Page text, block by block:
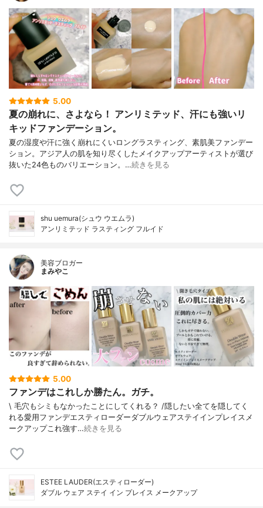
5.00
夏の崩れに、さよなら！ アンリミテッド、汗にも強いリ
キッドファンデーション。
夏の湿度や汗に強く崩れにくいロングラスティング、素肌美ファンデー
ション。アジア人の肌を知り尽くしたメイクアップアーティストが選び
抜いた24色ものバリエーション。…続きを見る
shu uemura(シュウ ウエムラ)
アンリミテッド ラスティング フルイド
美容ブロガー
まみやこ
5.00
ファンデはこれしか勝たん。ガチ。
\ 毛穴もシミもなかったことにしてくれる？ /⁡⁡隠したい全てを隠してく
れる愛用ファンデ⁡エスティローダーダブルウェアステイインプレイスメ
ークアップ⁡⁡これ強す…続きを見る
ESTEE LAUDER(エスティローダー)
ダブル ウェア ステイ イン プレイス メークアップ